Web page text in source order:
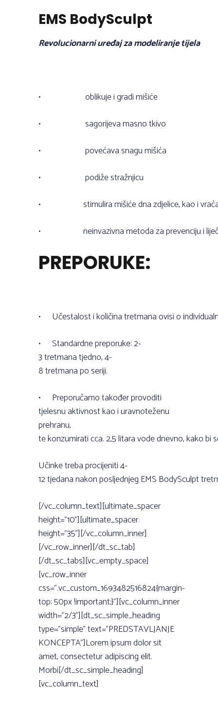
EMS BodySculpt
Revolucionarni uređaj za modeliranje tijela
• oblikuje i gradi mišiće
• sagorijeva masno tkivo
• povećava snagu mišića
• podiže stražnjicu
• stimulira mišiće dna zdjelice, kao i
• neinvazivna metoda za prevenciju i
PREPORUKE:
• Učestalost i količina tretmana ovisi o
• Standardne preporuke: 2-
3 tretmana tjedno, 4-
8 tretmana po seriji.
• Preporučamo također provoditi
tjelesnu aktivnost kao i uravnoteženu
prehranu,
te konzumirati cca. 2,5 litara vode dnevno, kako bi
Učinke treba procijeniti 4-
12 tjedana nakon posljednjeg EMS BodySculpt
[/vc_column_text][ultimate_spacer
height=”10”][ultimate_spacer
height=”35”][/vc_column_inner]
[/vc_row_inner][/dt_sc_tab]
[/dt_sc_tabs][vc_empty_space]
[vc_row_inner
css=”.vc_custom_1693482516824{margin-
top: 50px !important;}”][vc_column_inner
width=”2/3”][dt_sc_simple_heading
type=”simple” text=”PREDSTAVLJANJE
KONCEPTA”]Lorem ipsum dolor sit
amet, consectetur adipiscing elit.
Morbi[/dt_sc_simple_heading]
[vc_column_text]